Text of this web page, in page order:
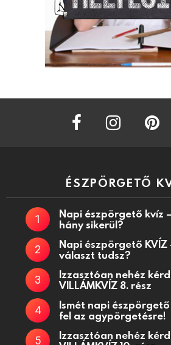
facebook instagram
ÉSZPÖRGETŐ
Napi észpörgető kvíz
hány sikerül?
Napi észpörgető KVÍZ
választ tudsz?
Izzasztóan nehéz
VILLÁMKVÍZ 8. rész
Ismét napi észpörgető
fel az agypörgetésre!
Izzasztóan nehéz